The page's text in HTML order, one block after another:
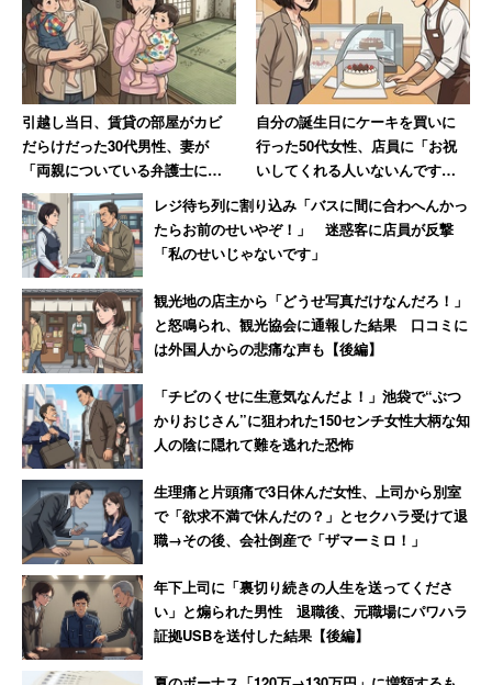
引越し当日、賃貸の部屋がカビ
だらけだった30代男性、妻が
「両親についている弁護士に相
談しますね」と反撃した結果
自分の誕生日にケーキを買いに
行った50代女性、店員に「お祝
いしてくれる人いないんです
か？」と言われて絶句
レジ待ち列に割り込み「バスに間に合わへんかっ
たらお前のせいやぞ！」 迷惑客に店員が反撃
「私のせいじゃないです」
観光地の店主から「どうせ写真だけなんだろ！」
と怒鳴られ、観光協会に通報した結果 口コミに
は外国人からの悲痛な声も【後編】
「チビのくせに生意気なんだよ！」池袋で“ぶつ
かりおじさん”に狙われた150センチ女性大柄な知
人の陰に隠れて難を逃れた恐怖
生理痛と片頭痛で3日休んだ女性、上司から別室
で「欲求不満で休んだの？」とセクハラ受けて退
職→その後、会社倒産で「ザマーミロ！」
年下上司に「裏切り続きの人生を送ってくださ
い」と煽られた男性 退職後、元職場にパワハラ
証拠USBを送付した結果【後編】